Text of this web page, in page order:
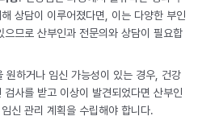
상담이 이루어졌다면, 이는 다양한 부인
므로 산부인과 전문의와 상담이 필요합
원하거나 임신 가능성이 있는 경우, 건강
검사를 받고 이상이 발견되었다면 산부인
신 관리 계획을 수립해야 합니다.